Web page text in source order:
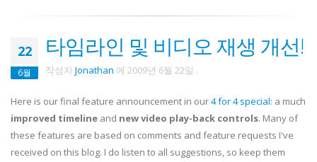
22
6월
타임라인 및 비디오 재생 개선!
작성자Jonathan 에 2009년 6월 22일 .
Here is our final feature announcement in our4 for 4 special: a much
improved timeline and new video play-back controls. Many of
these features are based on comments and feature requests I've
received on this blog. I do listen to all suggestions, so keep them